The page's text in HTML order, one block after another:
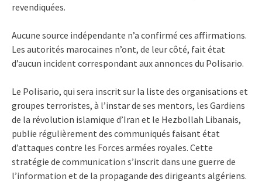
revendiquées.
Aucune source indépendante n’a confirmé ces affirmations.
Les autorités marocaines n’ont, de leur côté, fait état
d’aucun incident correspondant aux annonces du Polisario.
Le Polisario, qui sera inscrit sur la liste des organisations et
groupes terroristes, à l’instar de ses mentors, les Gardiens
de la révolution islamique d’Iran et le Hezbollah Libanais,
publie régulièrement des communiqués faisant état
d’attaques contre les Forces armées royales. Cette
stratégie de communication s’inscrit dans une guerre de
l’information et de la propagande des dirigeants algériens.